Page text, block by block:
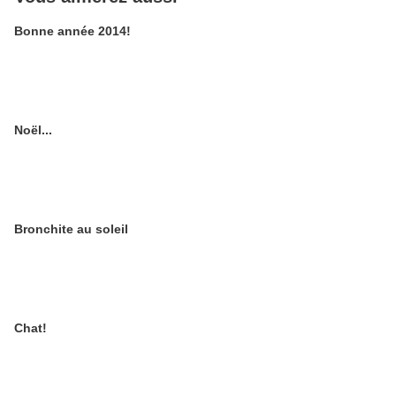
Bonne année 2014!
Noël...
Bronchite au soleil
Chat!